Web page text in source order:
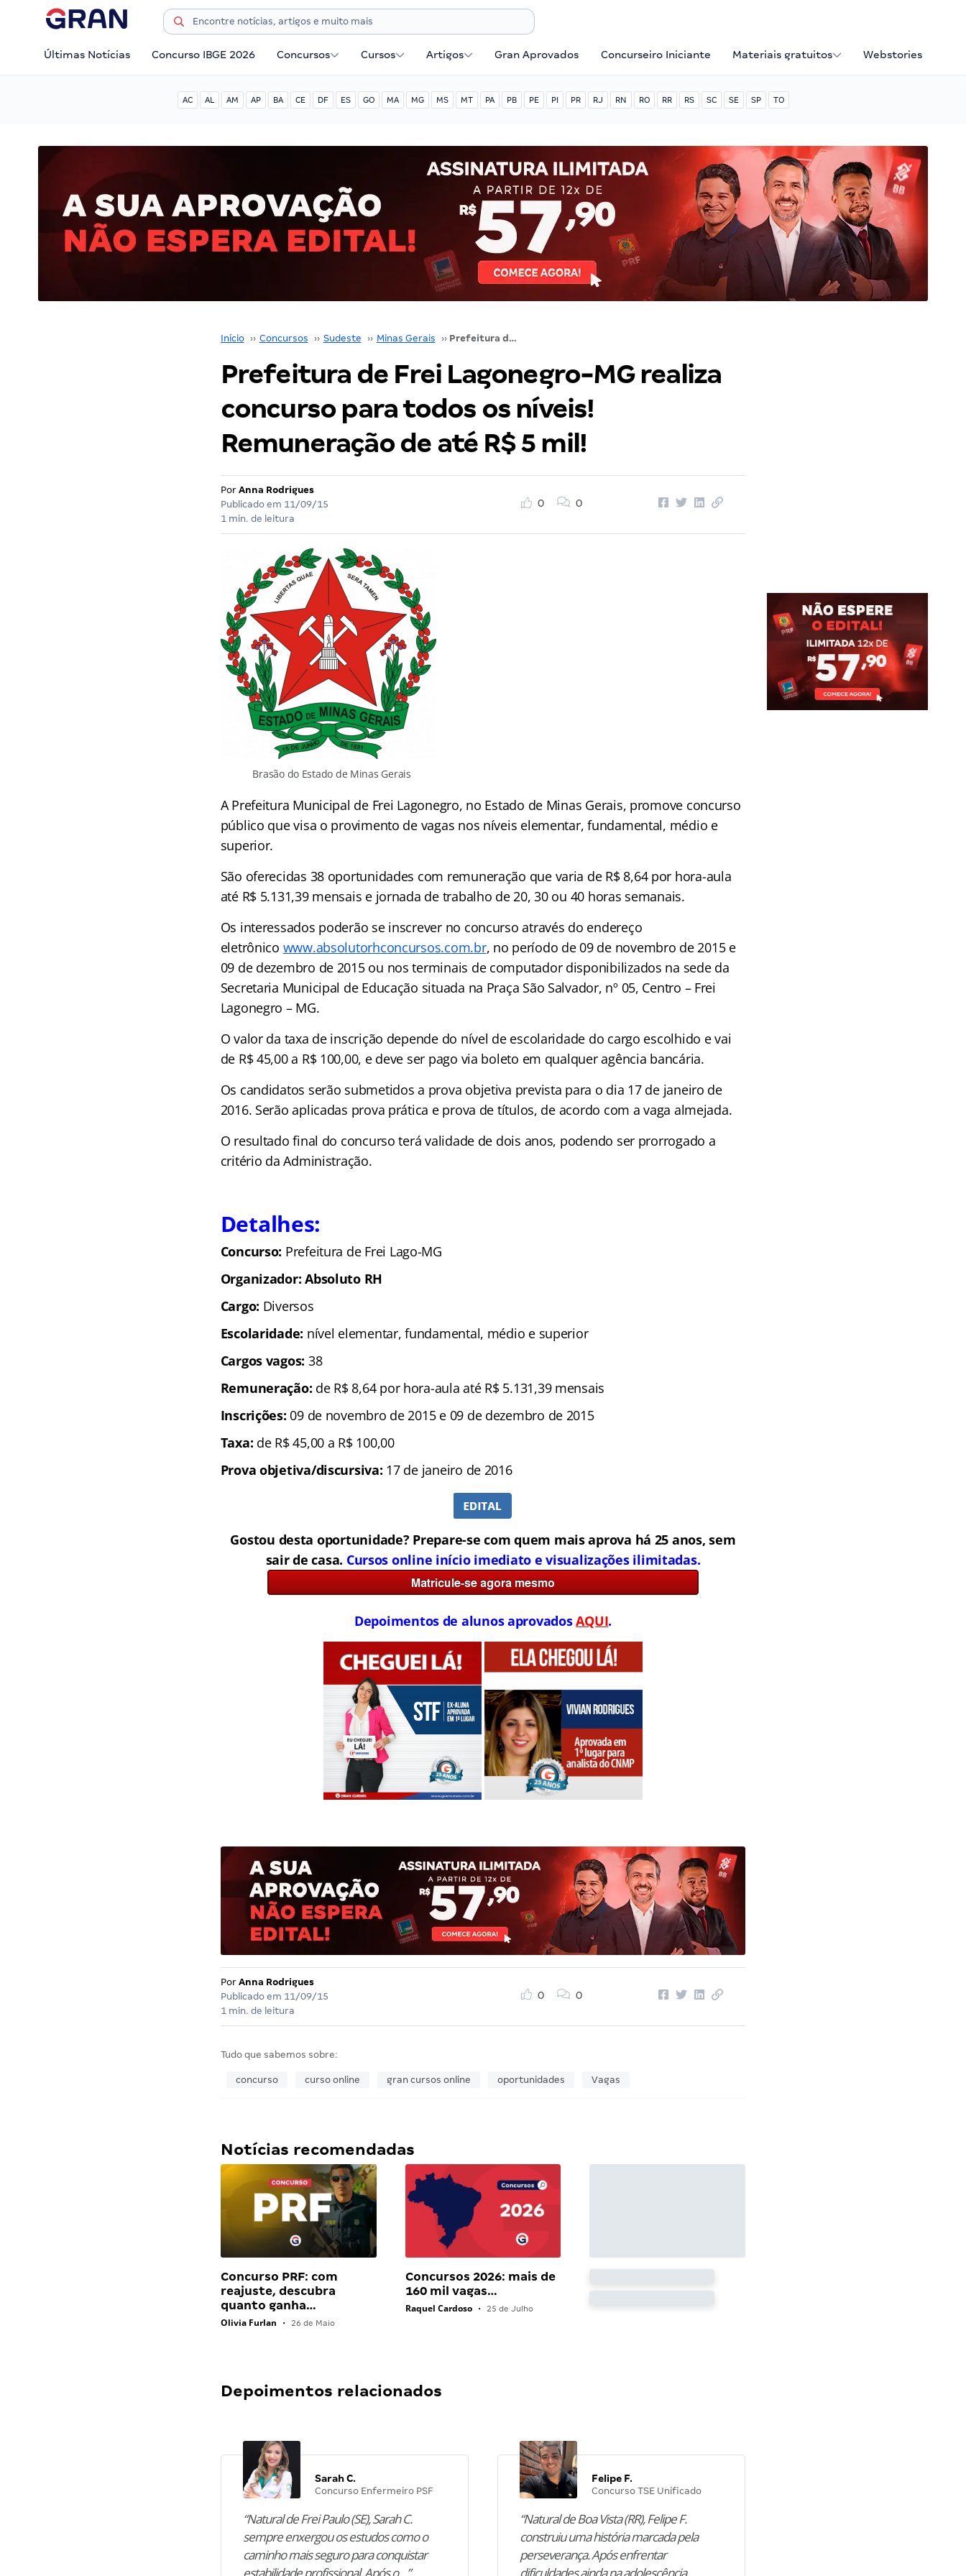
Últimas Notícias Concurso IBGE 2026 Concursos Cursos Artigos Gran Aprovados Concurseiro Iniciante Materiais gratuitos Webstories
AC AL AM AP BA CE DF ES GO MA MG MS MT PA PB PE PI PR RJ RN RO RR RS SC SE SP TO
Início ›› Concursos ›› Sudeste ›› Minas Gerais ›› Prefeitura de Frei Lagonegro-MG realiza concurso para todos os níveis! Remuneração de até R$ 5 mil!
Prefeitura de Frei Lagonegro-MG realiza
concurso para todos os níveis!
Remuneração de até R$ 5 mil!
Por Anna Rodrigues
Publicado em 11/09/15
1 min. de leitura
0 0
Brasão do Estado de Minas Gerais
A Prefeitura Municipal de Frei Lagonegro, no Estado de Minas Gerais, promove concurso
público que visa o provimento de vagas nos níveis elementar, fundamental, médio e
superior.
São oferecidas 38 oportunidades com remuneração que varia de R$ 8,64 por hora-aula
até R$ 5.131,39 mensais e jornada de trabalho de 20, 30 ou 40 horas semanais.
Os interessados poderão se inscrever no concurso através do endereço
eletrônico www.absolutorhconcursos.com.br, no período de 09 de novembro de 2015 e
09 de dezembro de 2015 ou nos terminais de computador disponibilizados na sede da
Secretaria Municipal de Educação situada na Praça São Salvador, nº 05, Centro – Frei
Lagonegro – MG.
O valor da taxa de inscrição depende do nível de escolaridade do cargo escolhido e vai
de R$ 45,00 a R$ 100,00, e deve ser pago via boleto em qualquer agência bancária.
Os candidatos serão submetidos a prova objetiva prevista para o dia 17 de janeiro de
2016. Serão aplicadas prova prática e prova de títulos, de acordo com a vaga almejada.
O resultado final do concurso terá validade de dois anos, podendo ser prorrogado a
critério da Administração.
Detalhes:
Concurso: Prefeitura de Frei Lago-MG
Organizador: Absoluto RH
Cargo: Diversos
Escolaridade: nível elementar, fundamental, médio e superior
Cargos vagos: 38
Remuneração: de R$ 8,64 por hora-aula até R$ 5.131,39 mensais
Inscrições: 09 de novembro de 2015 e 09 de dezembro de 2015
Taxa: de R$ 45,00 a R$ 100,00
Prova objetiva/discursiva: 17 de janeiro de 2016
Gostou desta oportunidade? Prepare-se com quem mais aprova há 25 anos, sem
sair de casa. Cursos online início imediato e visualizações ilimitadas.
Depoimentos de alunos aprovadosAQUI.
Por Anna Rodrigues
Publicado em 11/09/15
1 min. de leitura
0 0
Tudo que sabemos sobre:
concurso curso online gran cursos online oportunidades Vagas
Notícias recomendadas
Concurso PRF: com
reajuste, descubra
quanto ganha…
Olivia Furlan • 26 de Maio
Concursos 2026: mais de
160 mil vagas…
Raquel Cardoso • 25 de Julho
Depoimentos relacionados
Sarah C.
Concurso Enfermeiro PSF
“Natural de Frei Paulo (SE), Sarah C.
sempre enxergou os estudos como o
caminho mais seguro para conquistar
Felipe F.
Concurso TSE Unificado
“Natural de Boa Vista (RR), Felipe F.
construiu uma história marcada pela
perseverança. Após enfrentar